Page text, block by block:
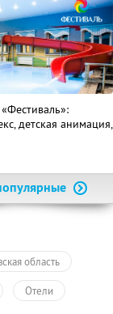
детская анимация,
область
Отели